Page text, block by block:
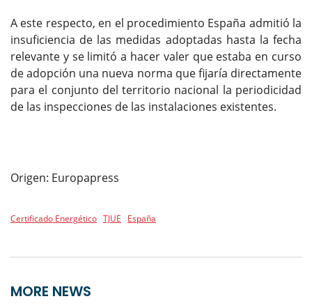
A este respecto, en el procedimiento España admitió la
insuficiencia de las medidas adoptadas hasta la fecha
relevante y se limitó a hacer valer que estaba en curso
de adopción una nueva norma que fijaría directamente
para el conjunto del territorio nacional la periodicidad
de las inspecciones de las instalaciones existentes.
Origen: Europapress
Certificado Energético TJUE España
MORE NEWS